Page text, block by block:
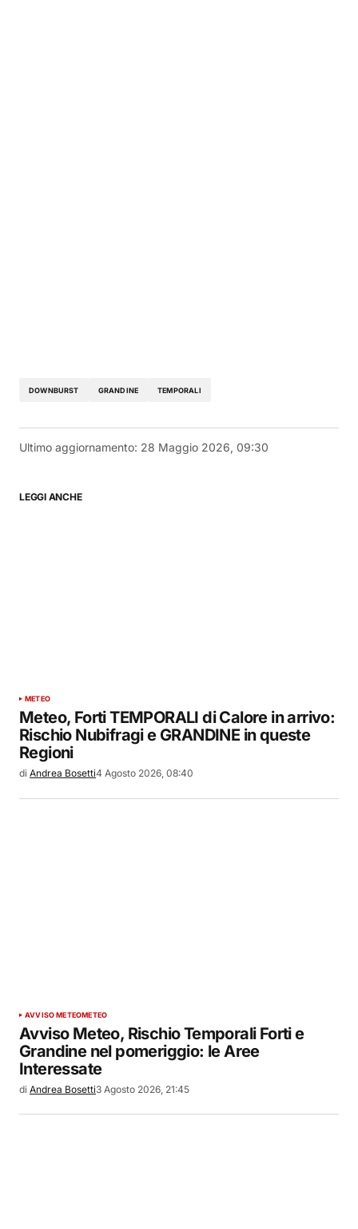
DOWNBURST GRANDINE TEMPORALI
Ultimo aggiornamento: 28 Maggio 2026, 09:30
LEGGI ANCHE
METEO
Meteo, Forti TEMPORALI di Calore in arrivo:
Rischio Nubifragi e GRANDINE in queste
Regioni
di Andrea Bosetti4 Agosto 2026, 08:40
AVVISO METEOMETEO
Avviso Meteo, Rischio Temporali Forti e
Grandine nel pomeriggio: le Aree
Interessate
di Andrea Bosetti3 Agosto 2026, 21:45